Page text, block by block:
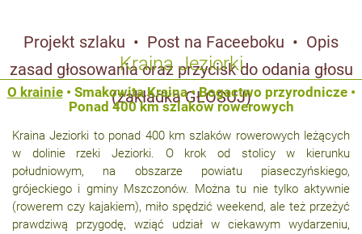
Projekt szlaku • Post na Faceeboku • Opis
zasad głosowania oraz przycisk do odania głosu
(zakładka GŁOSUJ)
Kraina Jeziorki
O krainie• Smakowita Kraina•Bogactwo przyrodnicze•
Ponad 400 km szlaków rowerowych
Kraina Jeziorki to ponad 400 km szlaków rowerowych leżących
w dolinie rzeki Jeziorki. O krok od stolicy w kierunku
południowym, na obszarze powiatu piaseczyńskiego,
grójeckiego i gminy Mszczonów. Można tu nie tylko aktywnie
(rowerem czy kajakiem), miło spędzić weekend, ale też przeżyć
prawdziwą przygodę, wziąć udział w ciekawym wydarzeniu,